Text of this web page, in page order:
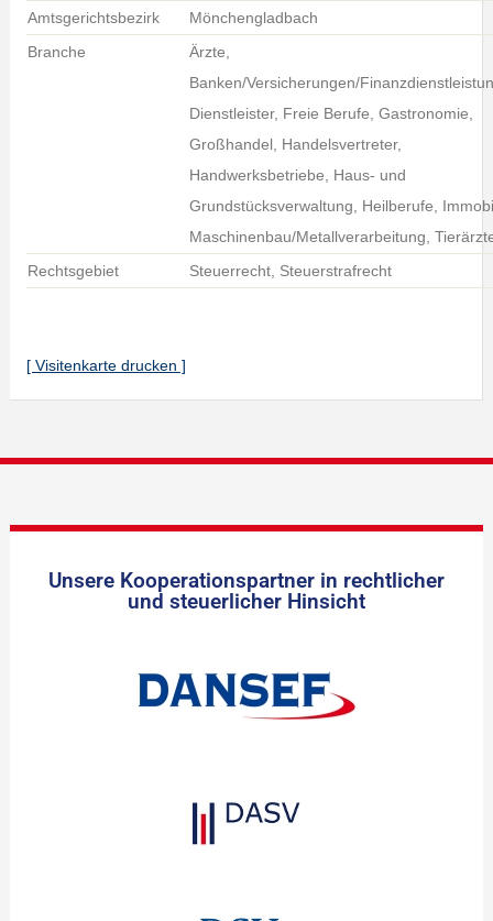
Amtsgerichtsbezirk
Mönchengladbach
Branche
Ärzte,
Banken/Versicherungen/
Dienstleister, Freie Berufe, Gastronomie,
Großhandel, Handelsvertreter,
Handwerksbetriebe, Haus- und
Grundstücksverwaltung, Heilberufe,
Maschinenbau/Metallverarbeitung,
Rechtsgebiet
Steuerrecht, Steuerstrafrecht
[ Visitenkarte drucken ]
Unsere Kooperationspartner in rechtlicher
und steuerlicher Hinsicht